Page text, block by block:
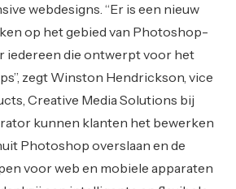
webdesigns. “Er is een nieuw
op het gebied van Photoshop-
iedereen die ontwerpt voor het
zegt Winston Hendrickson, vice
Creative Media Solutions bij
kunnen klanten het bewerken
Photoshop overslaan en de
voor web en mobiele apparaten